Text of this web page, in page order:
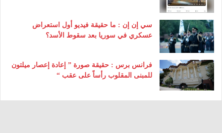
سي إن إن : ما حقيقة فيديو أول استعراض
عسكري في سوريا بعد سقوط الأسد؟
فرانس برس : حقيقة صورة ” إعادة إعصار ميلتون
للمبنى المقلوب رأساً على عقب “